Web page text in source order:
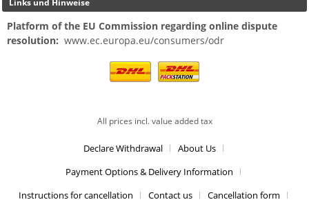
Links und Hinweise
Platform of the EU Commission regarding online dispute
resolution: www.ec.europa.eu/consumers/odr
All prices incl. value added tax
Declare Withdrawal
About Us
Payment Options & Delivery Information
Instructions for cancellation
Contact us
Cancellation form